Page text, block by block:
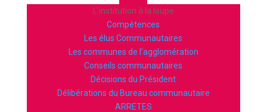
L’institution à la loupe
Compétences
Les élus Communautaires
Les communes de l’agglomération
Conseils communautaires
Décisions du Président
Délibérations du Bureau communautaire
ARRETES